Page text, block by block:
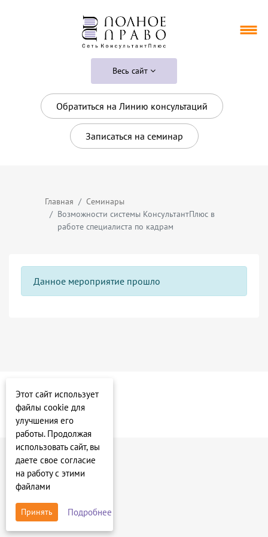
Весь сайт
Обратиться на Линию консультаций
Записаться на семинар
Главная
Семинары
Возможности системы КонсультантПлюс в
работе специалиста по кадрам
Данное мероприятие прошло
Этот сайт использует
файлы cookie для
улучшения его
работы. Продолжая
использовать сайт, вы
даете свое согласие
на работу с этими
файлами
Принять Подробнее